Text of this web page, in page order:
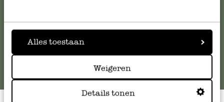
Alles toestaan
Weigeren
Details tonen